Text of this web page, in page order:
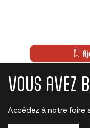
VOUS AVEZ
Accédez à notre foire